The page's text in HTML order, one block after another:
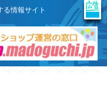
X
を含みます
る情報サイト